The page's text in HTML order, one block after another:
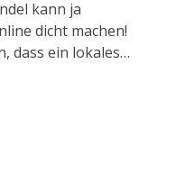
kann ja
dicht machen!
dass ein lokales…